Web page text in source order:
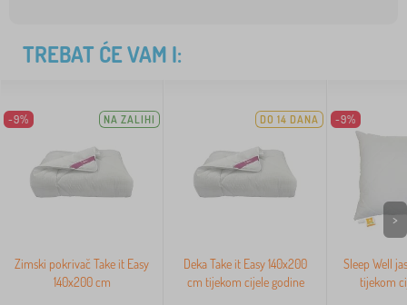
TREBAT ĆE VAM I:
-9% NA ZALIHI
Zimski pokrivač Take it Easy
140x200 cm
DO 14 DANA
Deka Take it Easy 140x200
cm tijekom cijele godine
-9%
Sleep Well
tijekom
>